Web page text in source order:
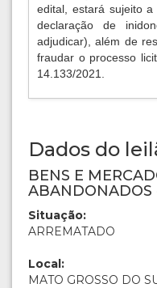
edital, estará sujeito a
declaração de
adjudicar), além de
fraudar o processo
14.133/2021.
Dados do
BENS E
ABANDONADOS
Situação:
ARREMATADO
Local:
MATO GROSSO DO